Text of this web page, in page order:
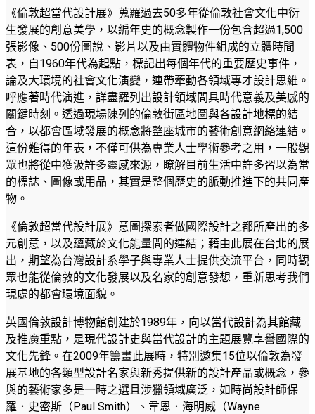
《倫敦超當代設計展》蒐羅過去50多年從倫敦社會文化中衍
生發展的創意美學，以編年史的概念製作一份包含超過1,500
張影像、500份圖說、影片以及由實體物件組成的立體時間
表，自1960年代為起點，標記出每個年代的重要歷史事件，
論及大環境的社會文化演變，連帶牽動各領域專才設計思維。
呼應著時代演進，詳盡羅列出設計領域間具時代意義及美感的
關鍵時刻。透過現場陳列的倫敦街區地圖與各設計地標的結
合，以都會區域發展的概念將整座城市的藝術創意網絡連結。
這份難得的年表，不僅可供為專業人士學術參考之用，一般觀
眾也將從中獲汲許多靈感來源，瞭解目前生活中許多習以為常
的標誌、圖像或用品，其實是整個歷史的脈動推進下的共同產
物。
《倫敦超當代設計展》意圖探索者做國際設計之都所產出的多
元創意，以及蘊藏於文化能量間的連結；藉由此展在台北的展
出，期望為台灣設計系學子與專業人士提供交流平台，同時觀
眾也能從倫敦的文化發展以及名家的創意發想，重新思考我們
現處的都會環境面貌。
英國倫敦設計博物館創建於1989年，向以當代設計為其館藏
及推廣重點，是現代設計史與當代設計的主題展覽享譽國際的
文化先鋒。在2009年籌畫此展時，特別邀集15位以倫敦為發
展基地的各類型設計名家與新秀提供新的設計產品或概念，參
與的藝術家多是一時之選且涉獵領域廣泛，如時尚設計師保
羅．史密斯（Paul Smith）、韋恩．海明威（Wayne